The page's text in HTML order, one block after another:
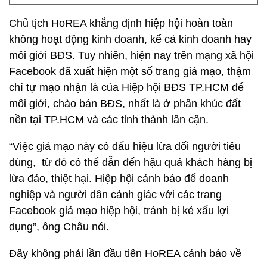
Chủ tịch HoREA khẳng định hiệp hội hoàn toàn
không hoạt động kinh doanh, kể cả kinh doanh hay
môi giới BĐS. Tuy nhiên, hiện nay trên mạng xã hội
Facebook đã xuất hiện một số trang giả mạo, thậm
chí tự mạo nhận là của Hiệp hội BĐS TP.HCM để
môi giới, chào bán BĐS, nhất là ở phân khúc đất
nền tại TP.HCM và các tỉnh thành lân cận.
“Việc giả mạo này có dấu hiệu lừa dối người tiêu
dùng, từ đó có thể dẫn đến hậu quả khách hàng bị
lừa đảo, thiệt hại. Hiệp hội cảnh báo để doanh
nghiệp và người dân cảnh giác với các trang
Facebook giả mạo hiệp hội, tránh bị kẻ xấu lợi
dụng”, ông Châu nói.
Đây không phải lần đầu tiên HoREA cảnh báo về